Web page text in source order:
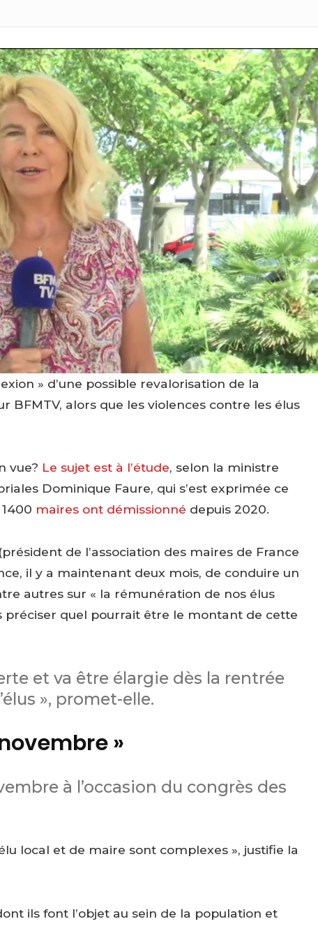
» d’une possible revalorisation de la
BFMTV, alors que les violences contre les élus
vue? Le sujet est à l’étude, selon la ministre
Dominique Faure, qui s’est exprimée ce
maires ont démissionné depuis 2020.
de l’association des maires de France
il y a maintenant deux mois, de conduire un
autres sur « la rémunération de nos élus
préciser quel pourrait être le montant de cette
et va être élargie dès la rentrée
», promet-elle.
»
à l’occasion du congrès des
local et de maire sont complexes », justifie la
ils font l’objet au sein de la population et